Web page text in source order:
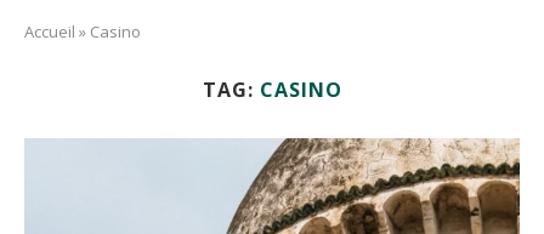
Accueil » Casino
TAG: CASINO